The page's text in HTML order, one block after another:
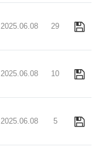
2025.06.08 29
2025.06.08 10
2025.06.08 5